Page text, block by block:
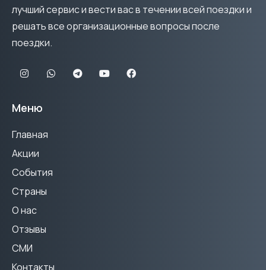
лучший сервис и вести вас в течении всей поездки и
решать все организационные вопросы после
поездки.
Меню
Главная
Акции
События
Страны
О нас
Отзывы
СМИ
Контакты